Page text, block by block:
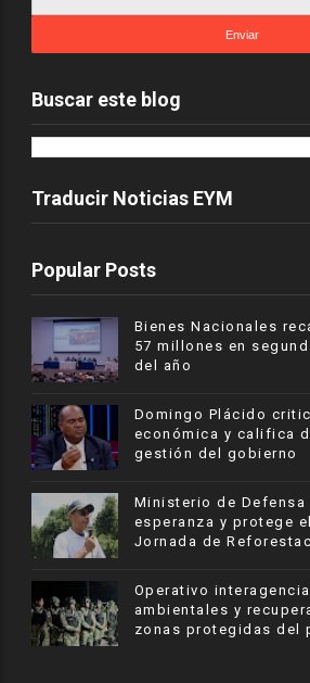
Buscar este blog
Traducir Noticias EYM
Popular Posts
Bienes Nacionales
57 millones en
del año
​Domingo Plácido
económica y califica
gestión del gobierno
Ministerio de Defensa
esperanza y protege
Jornada de
Operativo
ambientales y
zonas protegidas del